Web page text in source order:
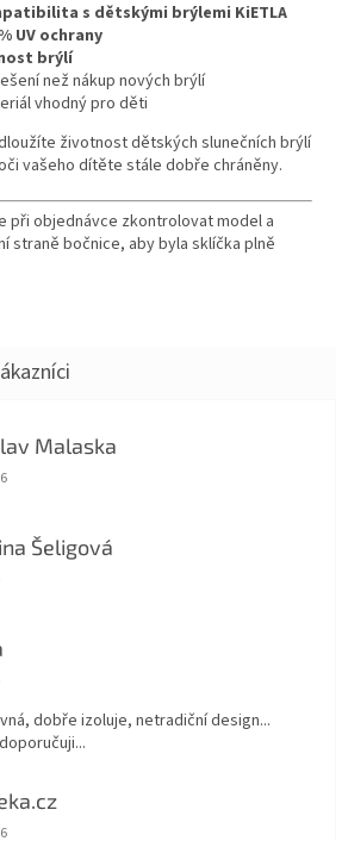
s dětskými brýlemi KiETLA
UV ochrany
brýlí
než nákup nových brýlí
vhodnýpro děti
životnostdětských slunečních brýlí
vašeho dítěte stále dobře chráněny.
při objednávce zkontrolovatmodel a
straně bočnice, abybyla sklíčka plně
Malaska
obchodu je 5 z 5 hvězdiček.
Šeligová
obchodu je 5 z 5 hvězdiček.
obchodu je 5 z 5 hvězdiček.
dobře izoluje, netradiční design...
obchodu je 5 z 5 hvězdiček.